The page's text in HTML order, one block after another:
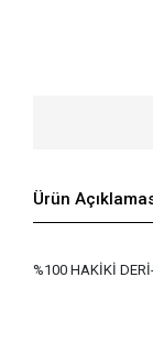
Ürün
%100 HAKİKİ